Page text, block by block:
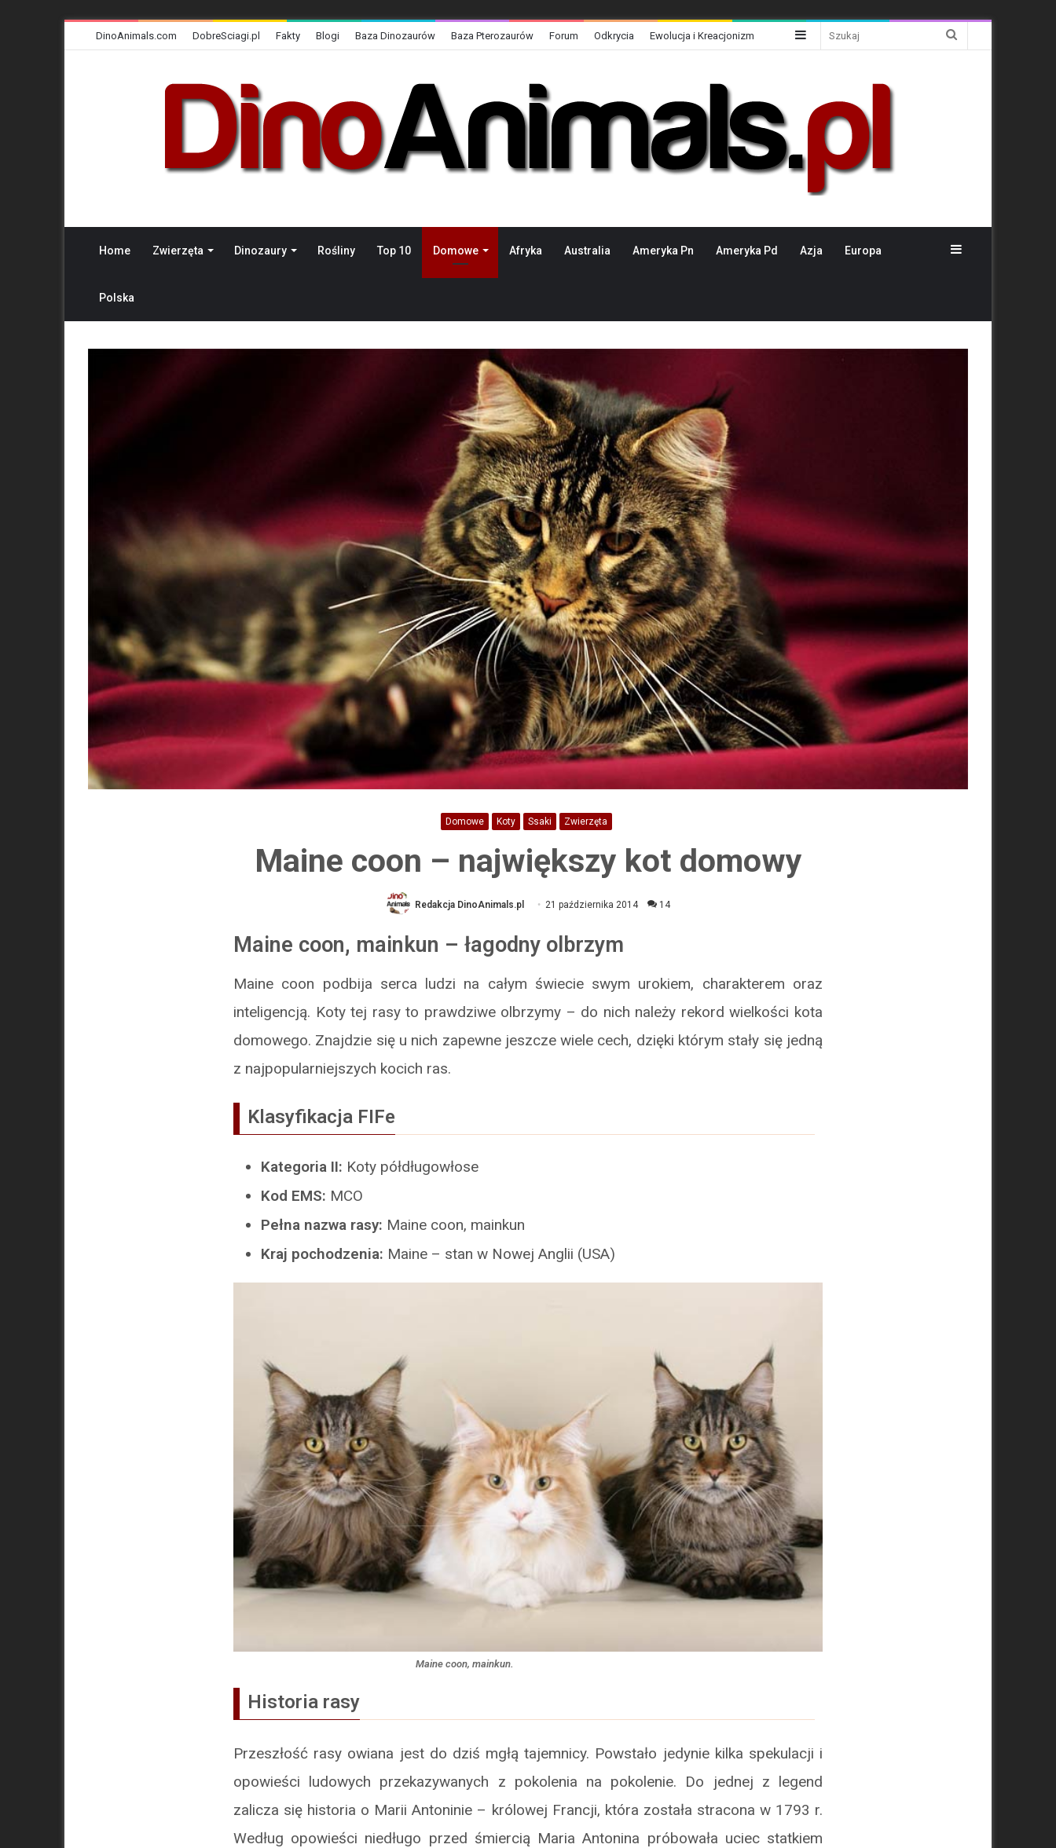
DinoAnimals.com DobreSciagi.pl Fakty Blogi Baza Dinozaurów Baza Pterozaurów Forum Odkrycia Ewolucja i Kreacjonizm Sidebar
Home Zwierzęta Dinozaury Rośliny Top 10 Domowe Afryka Australia Ameryka Pn Ameryka Pd Azja Europa
Polska
Sidebar
Domowe Koty Ssaki Zwierzęta
Maine coon – największy kot domowy
Redakcja DinoAnimals.pl 21 października 2014 14
Maine coon, mainkun – łagodny olbrzym
Maine coon podbija serca ludzi na całym świecie swym urokiem, charakterem oraz
inteligencją. Koty tej rasy to prawdziwe olbrzymy – do nich należy rekord wielkości kota
domowego. Znajdzie się u nich zapewne jeszcze wiele cech, dzięki którym stały się jedną
z najpopularniejszych kocich ras.
Klasyfikacja FIFe
Kategoria II: Koty półdługowłose
Kod EMS: MCO
Pełna nazwa rasy: Maine coon, mainkun
Kraj pochodzenia: Maine – stan w Nowej Anglii (USA)
Maine coon, mainkun.
Historia rasy
Przeszłość rasy owiana jest do dziś mgłą tajemnicy. Powstało jedynie kilka spekulacji i
opowieści ludowych przekazywanych z pokolenia na pokolenie. Do jednej z legend
zalicza się historia o Marii Antoninie – królowej Francji, która została stracona w 1793 r.
Według opowieści niedługo przed śmiercią Maria Antonina próbowała uciec statkiem